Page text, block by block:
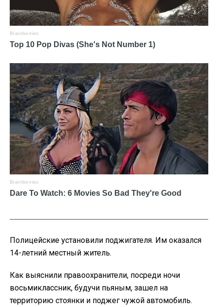
Полицейские установили поджигателя. Им оказался
14-летний местный житель.
Как выяснили правоохранители, посреди ночи
восьмиклассник, будучи пьяным, зашел на
территорию стоянки и поджег чужой автомобиль.